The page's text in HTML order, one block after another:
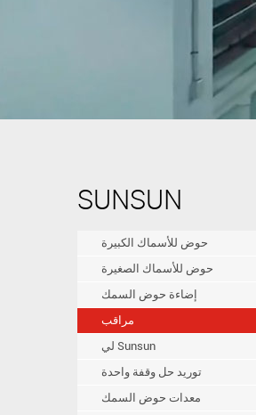
SUNSUN
حوض للأسماك الكبيرة
حوض للأسماك الصغيرة
إضاءة حوض السمك
مراقب
لي Sunsun
توريد حل وقفة واحدة
معدات حوض السمك